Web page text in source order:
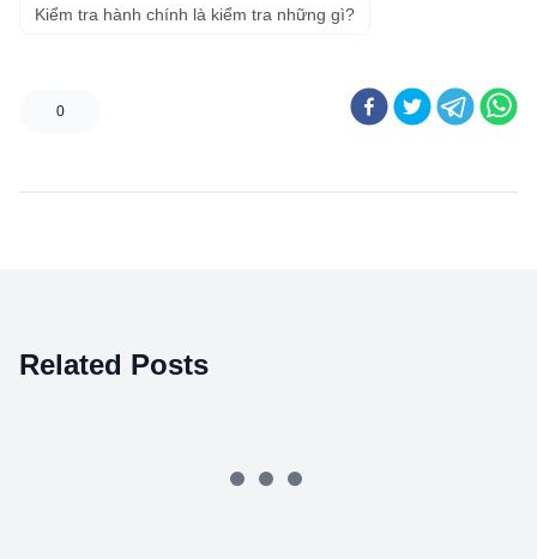
Kiểm tra hành chính là kiểm tra những gì?
0
Related Posts